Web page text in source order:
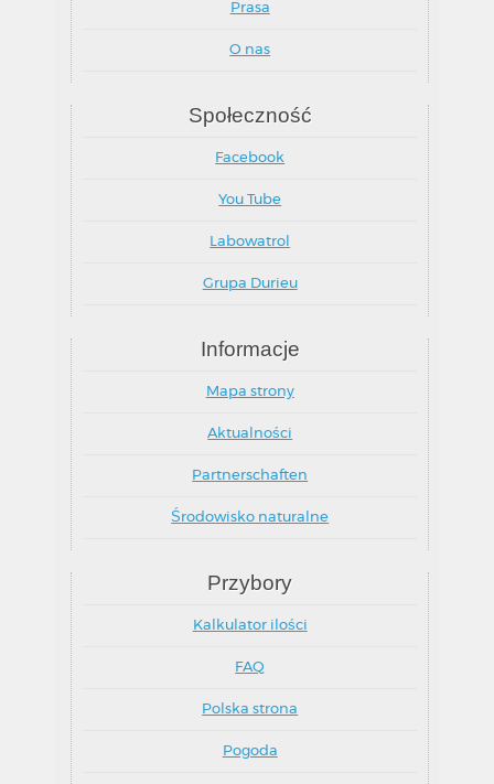
Prasa
O nas
Społeczność
Facebook
You Tube
Labowatrol
Grupa Durieu
Informacje
Mapa strony
Aktualności
Partnerschaften
Środowisko naturalne
Przybory
Kalkulator ilości
FAQ
Polska strona
Pogoda